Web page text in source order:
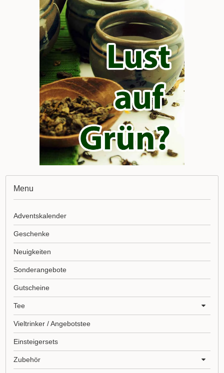
Menu
Adventskalender
Geschenke
Neuigkeiten
Sonderangebote
Gutscheine
Tee
Vieltrinker / Angebotstee
Einsteigersets
Zubehör